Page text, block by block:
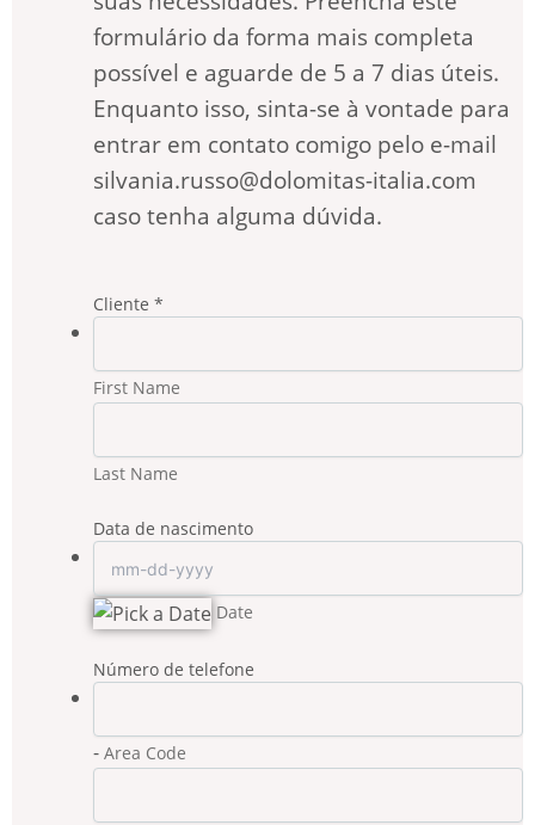
formulário da forma mais completa
possível e aguarde de 5 a 7 dias úteis.
Enquanto isso, sinta-se à vontade para
entrar em contato comigo pelo e-mail
silvania.russo@dolomitas-italia.com
caso tenha alguma dúvida.
Cliente *
First Name
Last Name
Data de nascimento
Date
Número de telefone
- Area Code